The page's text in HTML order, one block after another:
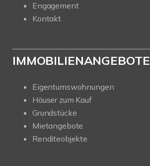
Engagement
Kontakt
IMMOBILIENANGEBOTE
Eigentumswohnungen
Häuser zum Kauf
Grundstücke
Mietangebote
Renditeobjekte